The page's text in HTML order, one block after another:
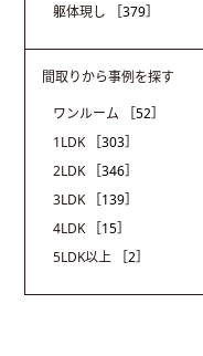
躯体現し
［379］
間取りから事例を探す
ワンルーム
［52］
1LDK
［303］
2LDK
［346］
3LDK
［139］
4LDK
［15］
5LDK以上
［2］